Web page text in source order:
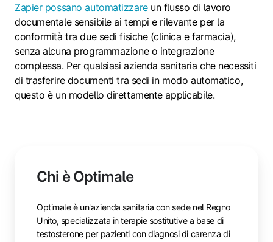
Zapier possano automatizzareun flusso di lavoro
documentale sensibile ai tempi e rilevante per la
conformità tra due sedi fisiche (clinica e farmacia),
senza alcuna programmazione o integrazione
complessa. Per qualsiasi azienda sanitaria che necessiti
di trasferire documenti tra sedi in modo automatico,
questo è un modello direttamente applicabile.
Chi è Optimale
Optimale è un'azienda sanitaria con sede nel Regno
Unito, specializzata in terapie sostitutive a base di
testosterone per pazienti con diagnosi di carenza di